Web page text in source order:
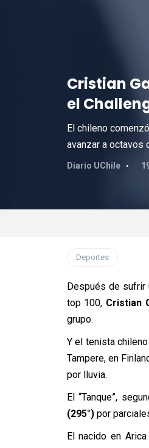
Cristian
el
El chileno
avanzar a octavos
Diario UChile
Deportes
Después de sufrir
top 100, Cristian
grupo.
Y el tenista
Tampere, en
por lluvia.
El “Tanque”,
(295°)por
El nacido en